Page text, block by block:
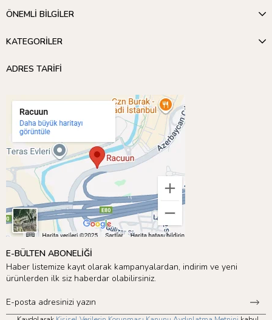
ÖNEMLİ BİLGİLER
KATEGORİLER
ADRES TARİFİ
E-BÜLTEN ABONELİĞİ
Haber listemize kayıt olarak kampanyalardan, indirim ve yeni
ürünlerden ilk siz haberdar olabilirsiniz.